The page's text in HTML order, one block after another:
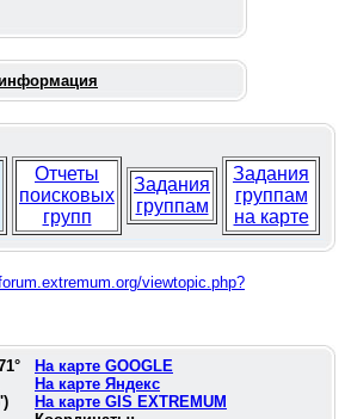
Отчеты
поисковых
групп
Задания
группам
Задания
группам
на карте
viewtopic.php?
°
)
На карте GOOGLE
На карте Яндекс
На карте GIS EXTREMUM